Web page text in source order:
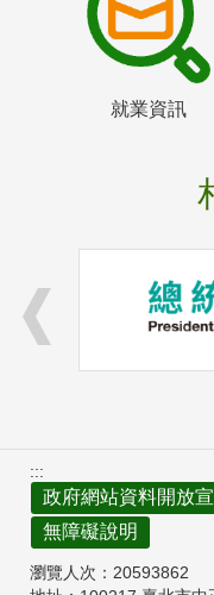
就業資訊
:::
政府網站資料開放
無障礙說明
瀏覽人次： 20593862